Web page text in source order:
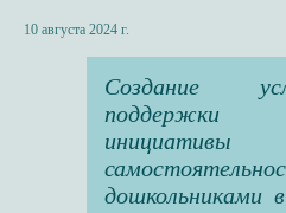
10 августа 2024 г.
Создание
дошкольниками